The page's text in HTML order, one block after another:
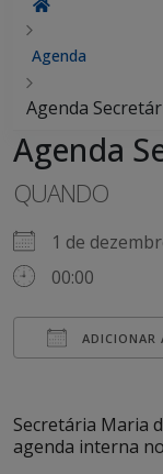
Agenda
Agenda
Agenda
QUANDO
1 de
00:00
ADICIONAR
Secretária Maria
agenda interna